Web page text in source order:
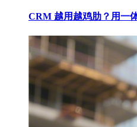
CRM 越用越鸡肋？用一